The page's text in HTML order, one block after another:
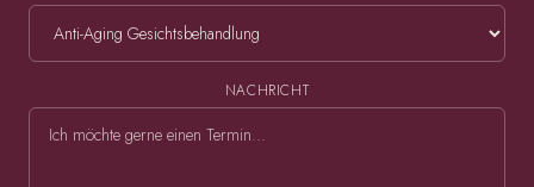
NACHRICHT